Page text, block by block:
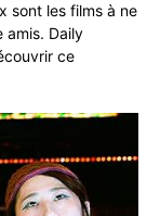
sont les films à ne
amis. Daily
ce